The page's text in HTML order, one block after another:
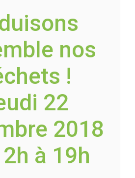
nos
!
22
2018
à 19h